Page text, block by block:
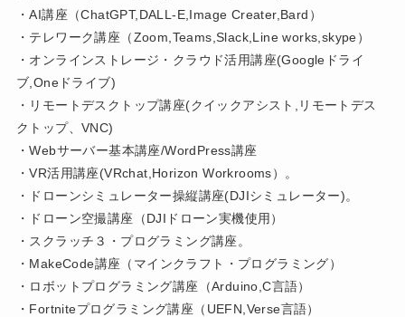
・AI講座（ChatGPT,DALL-E,Image Creater,Bard）
・テレワーク講座（Zoom,Teams,Slack,Line works,skype）
・オンラインストレージ・クラウド活用講座(Googleドライ
ブ,Oneドライブ)
・リモートデスクトップ講座(クイックアシスト,リモートデス
クトップ、VNC)
・Webサーバー基本講座/WordPress講座
・VR活用講座(VRchat,Horizon Workrooms）。
・ドローンシミュレーター操縦講座(DJIシミュレーター)。
・ドローン空撮講座（DJIドローン実機使用）
・スクラッチ３・プログラミング講座。
・MakeCode講座（マインクラフト・プログラミング）
・ロボットプログラミング講座（Arduino,C言語）
・Fortniteプログラミング講座（UEFN,Verse言語）